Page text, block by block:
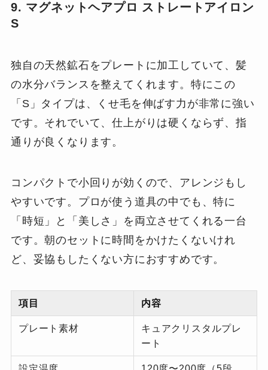
9. マグネットヘアプロ ストレートアイロン
S
独自の天然鉱石をプレートに加工していて、髪
の水分バランスを整えてくれます。特にこの
「S」タイプは、くせ毛を伸ばす力が非常に強い
です。それでいて、仕上がりは硬くならず、指
通りが良くなります。
コンパクトで小回りが効くので、アレンジもし
やすいです。プロが使う道具の中でも、特に
「時短」と「美しさ」を両立させてくれる一台
です。朝のセットに時間をかけたくないけれ
ど、妥協もしたくない方におすすめです。
項目 内容
プレート素材
キュアクリスタルプレ
ート